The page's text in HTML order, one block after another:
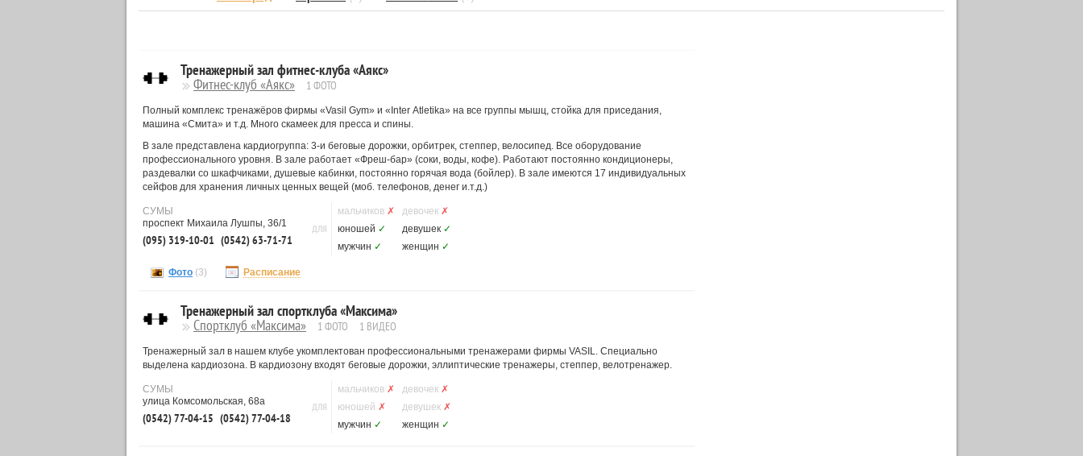
Тренажерный зал фитнес-клуба «Аякс»
Фитнес-клуб «Аякс» 1 ФОТО
Полный комплекс тренажёров фирмы «Vasil Gym» и «Inter Atletika» на все группы мышц, стойка для приседания,
машина «Смита» и т.д. Много скамеек для пресса и спины.
В зале представлена кардиогруппа: 3-и беговые дорожки, орбитрек, степпер, велосипед. Все оборудование
профессионального уровня. В зале работает «Фреш-бар» (соки, воды, кофе). Работают постоянно кондиционеры,
раздевалки со шкафчиками, душевые кабинки, постоянно горячая вода (бойлер). В зале имеются 17 индивидуальных
сейфов для хранения личных ценных вещей (моб. телефонов, денег и.т.д.)
СУМЫ
проспект Михаила Лушпы, 36/1
(095) 319-10-01 (0542) 63-71-71
ДЛЯ
мальчиков ✗ девочек ✗
юношей ✓ девушек ✓
мужчин ✓ женщин ✓
Фото (3) Расписание
Тренажерный зал спортклуба «Максима»
Спортклуб «Максима» 1 ФОТО 1 ВИДЕО
Тренажерный зал в нашем клубе укомплектован профессиональными тренажерами фирмы VASIL. Специально
выделена кардиозона. В кардиозону входят беговые дорожки, эллиптические тренажеры, степпер, велотренажер.
СУМЫ
улица Комсомольская, 68а
(0542) 77-04-15 (0542) 77-04-18
ДЛЯ
мальчиков ✗ девочек ✗
юношей ✗ девушек ✗
мужчин ✓ женщин ✓